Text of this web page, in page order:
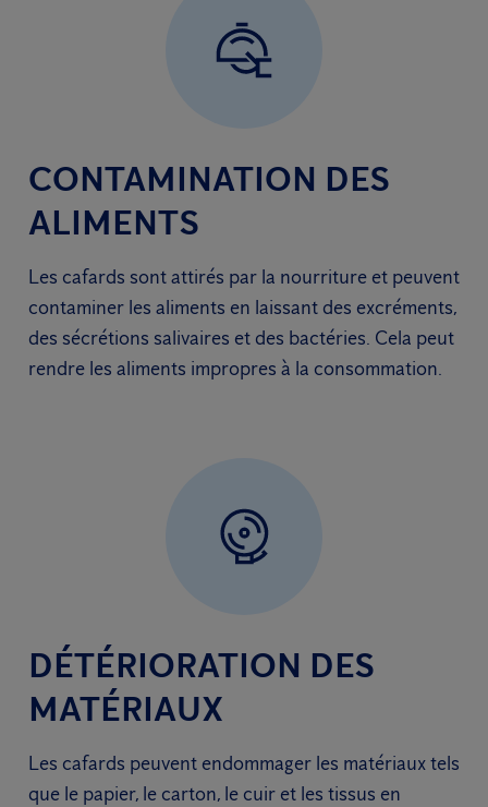
CONTAMINATION DES
ALIMENTS
Les cafards sont attirés par la nourriture et peuvent
contaminer les aliments en laissant des excréments,
des sécrétions salivaires et des bactéries. Cela peut
rendre les aliments impropres à la consommation.
DÉTÉRIORATION DES
MATÉRIAUX
Les cafards peuvent endommager les matériaux tels
que le papier, le carton, le cuir et les tissus en